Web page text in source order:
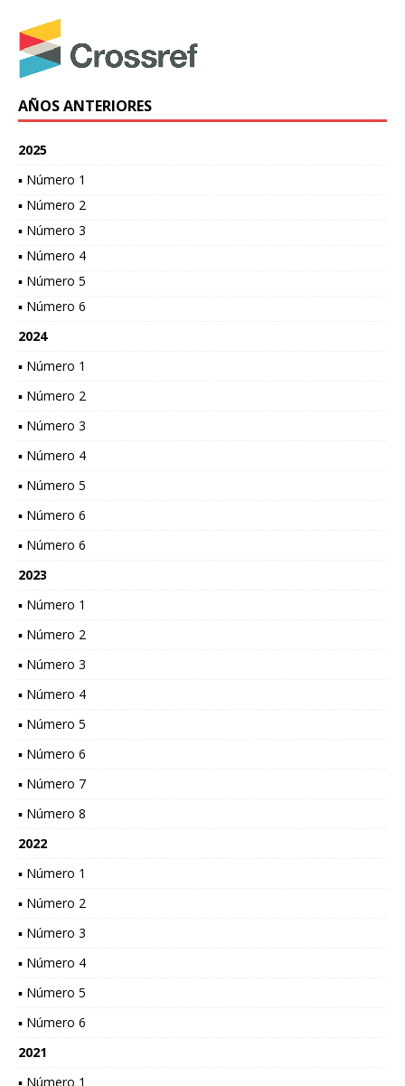
AÑOS ANTERIORES
2025
▪ Número 1
▪ Número 2
▪ Número 3
▪ Número 4
▪ Número 5
▪ Número 6
2024
▪ Número 1
▪ Número 2
▪ Número 3
▪ Número 4
▪ Número 5
▪ Número 6
▪ Número 6
2023
▪ Número 1
▪ Número 2
▪ Número 3
▪ Número 4
▪ Número 5
▪ Número 6
▪ Número 7
▪ Número 8
2022
▪ Número 1
▪ Número 2
▪ Número 3
▪ Número 4
▪ Número 5
▪ Número 6
2021
▪ Número 1